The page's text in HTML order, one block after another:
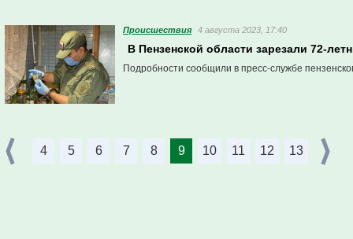
Проиcшествия 4 августа 2023, 17:40
В Пензенской области зарезали 72-
Подробности сообщили в пресс-службе
4 5 6 7 8 9 10 11 12 13